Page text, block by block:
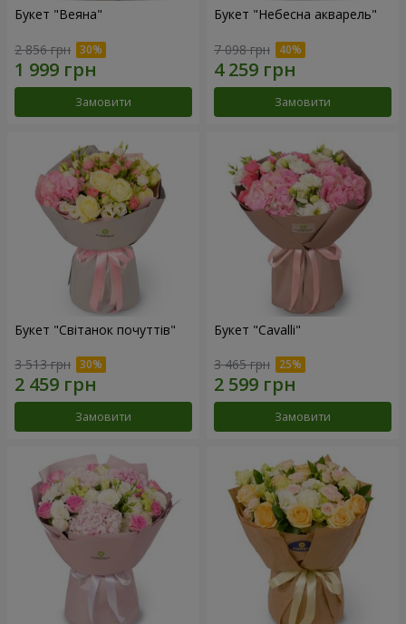
Букет "Веяна"
2 856 грн
Замовити
Букет "Небесна акварель"
7 098 грн
Замовити
Букет "Світанок почуттів"
3 513 грн
Замовити
Букет "Cаvalli"
3 465 грн
Замовити